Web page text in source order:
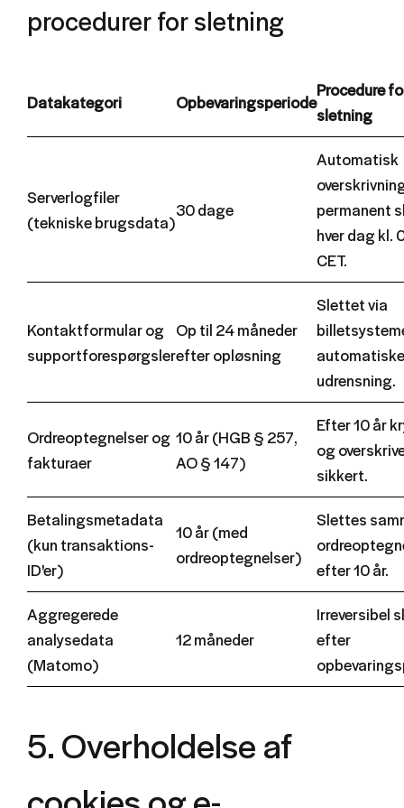
procedurer for sletning
Datakategori Opbevaringsperiode
Procedure
sletning
Serverlogfiler
(tekniske brugsdata)
30 dage
Automatisk
permanent
hver dag kl.
CET.
Kontaktformular og
supportforespørgsler
Op til 24 måneder
efter opløsning
Slettet via
automatiske
udrensning.
Ordreoptegnelser og
fakturaer
10 år (HGB § 257,
AO § 147)
Efter 10 år
og
sikkert.
Betalingsmetadata
(kun transaktions-
ID'er)
10 år (med
ordreoptegnelser)
Slettes
efter 10 år.
Aggregerede
analysedata
(Matomo)
12 måneder
Irreversibel
efter
5. Overholdelse af